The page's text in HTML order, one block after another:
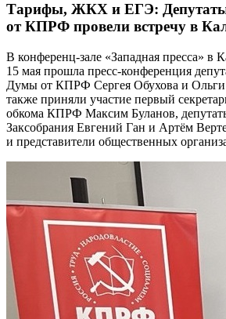
Тарифы, ЖКХ и ЕГЭ:
от КПРФ провели встречу в
В конференц-зале «Западная пресса» в
15 мая прошла пресс-конференция
Думы от КПРФ Сергея Обухова и
также приняли участие первый
обкома КПРФ Максим Буланов,
Заксобрания Евгений Ган и Артём
и представители общественных